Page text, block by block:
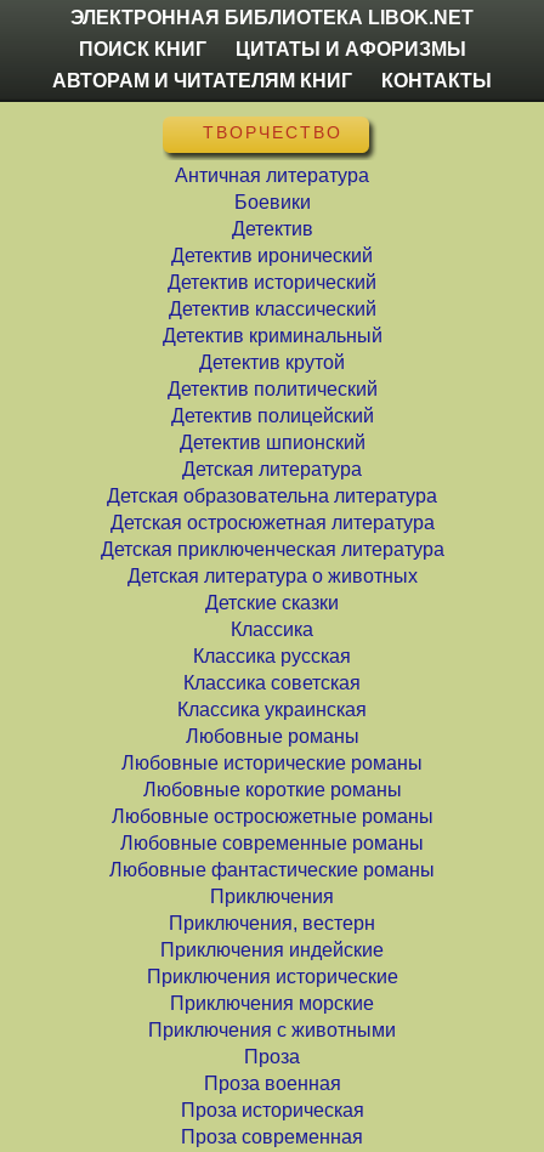
ЭЛЕКТРОННАЯ БИБЛИОТЕКА LIBOK.NET
ПОИСК КНИГ
ЦИТАТЫ И АФОРИЗМЫ
АВТОРАМ И ЧИТАТЕЛЯМ КНИГ
КОНТАКТЫ
ТВОРЧЕСТВО
Античная литература
Боевики
Детектив
Детектив иронический
Детектив исторический
Детектив классический
Детектив криминальный
Детектив крутой
Детектив политический
Детектив полицейский
Детектив шпионский
Детская литература
Детская образовательна литература
Детская остросюжетная литература
Детская приключенческая литература
Детская литература о животных
Детские сказки
Классика
Классика русская
Классика советская
Классика украинская
Любовные романы
Любовные исторические романы
Любовные короткие романы
Любовные остросюжетные романы
Любовные современные романы
Любовные фантастические романы
Приключения
Приключения, вестерн
Приключения индейские
Приключения исторические
Приключения морские
Приключения с животными
Проза
Проза военная
Проза историческая
Проза современная